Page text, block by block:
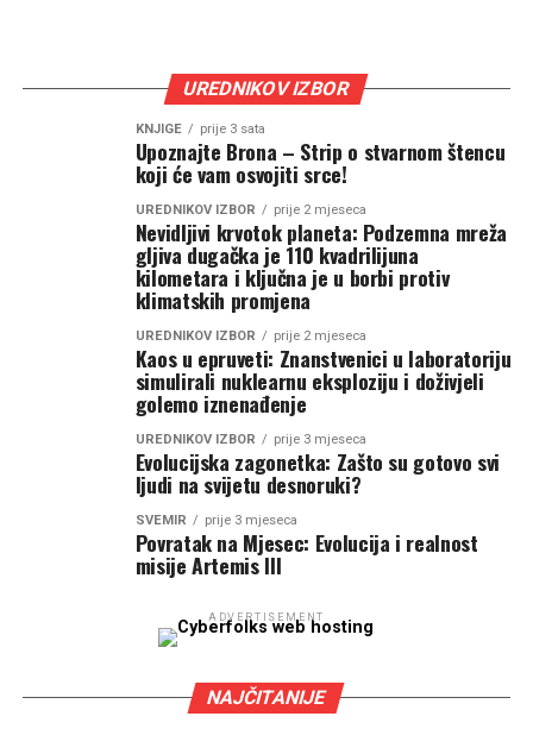
UREDNIKOV IZBOR
KNJIGE prije 3 sata
Upoznajte Brona – Strip o stvarnom štencu
koji će vam osvojiti srce!
UREDNIKOV IZBOR prije 2 mjeseca
Nevidljivi krvotok planeta: Podzemna mreža
gljiva dugačka je 110 kvadrilijuna
kilometara i ključna je u borbi protiv
klimatskih promjena
UREDNIKOV IZBOR prije 2 mjeseca
Kaos u epruveti: Znanstvenici u laboratoriju
simulirali nuklearnu eksploziju i doživjeli
golemo iznenađenje
UREDNIKOV IZBOR prije 3 mjeseca
Evolucijska zagonetka: Zašto su gotovo svi
ljudi na svijetu desnoruki?
SVEMIR prije 3 mjeseca
Povratak na Mjesec: Evolucija i realnost
misije Artemis III
ADVERTISEMENT
NAJČITANIJE